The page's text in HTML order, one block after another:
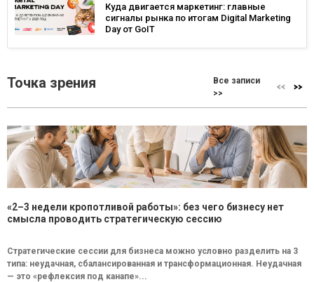
Куда двигается маркетинг: главные
сигналы рынка по итогам Digital Marketing
Day от GoIT
Точка зрения
Все записи
>>
«2–3 недели кропотливой работы»: без чего бизнесу нет
смысла проводить стратегическую сессию
Стратегические сессии для бизнеса можно условно разделить на 3
типа: неудачная, сбалансированная и трансформационная. Неудачная
— это «рефлексия под канапе»...